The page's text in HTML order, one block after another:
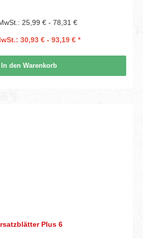
25,99 € - 78,31 €
30,93 € - 93,19 € *
In den Warenkorb
Plus 6